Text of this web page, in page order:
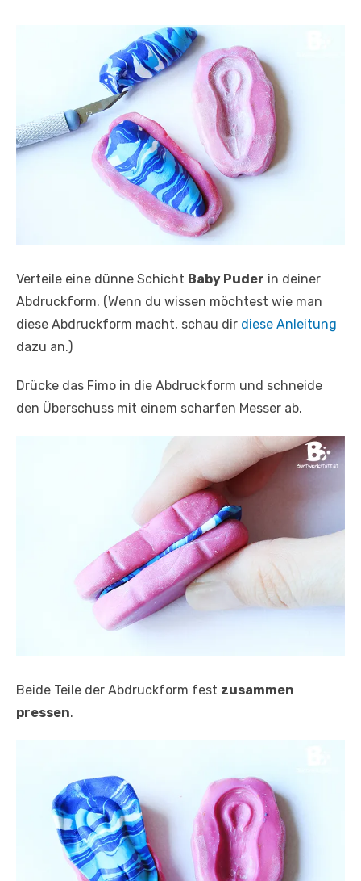
Verteile eine dünne Schicht Baby Puder in deiner
Abdruckform. (Wenn du wissen möchtest wie man
diese Abdruckform macht, schau dir diese Anleitung
dazu an.)
Drücke das Fimo in die Abdruckform und schneide
den Überschuss mit einem scharfen Messer ab.
Beide Teile der Abdruckform fest zusammen
pressen.